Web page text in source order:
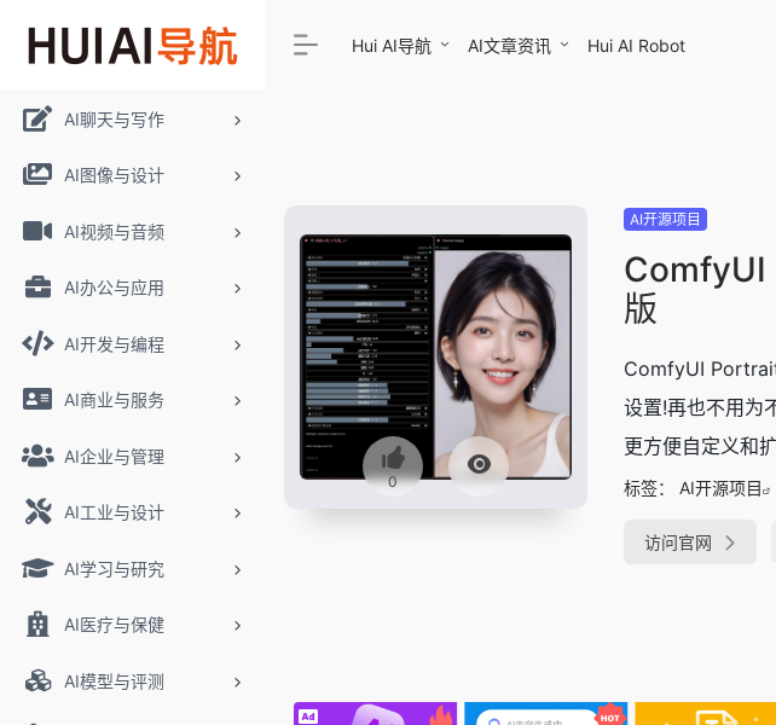
AI聊天与写作
AI图像与设计
AI视频与音频
AI办公与应用
AI开发与编程
AI商业与服务
AI企业与管理
AI工业与设计
AI学习与研究
AI医疗与保健
AI模型与评测
Hui AI导航 AI文章资讯 Hui AI Robot
0
AI开源项目
ComfyUI
版
ComfyUI
设置!再也不用为
更方便自定义和扩
标签： AI开源项目
访问官网